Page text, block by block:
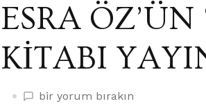
ESRA ÖZ’ÜN
KİTABI
ESRA
bir yorum bırakın